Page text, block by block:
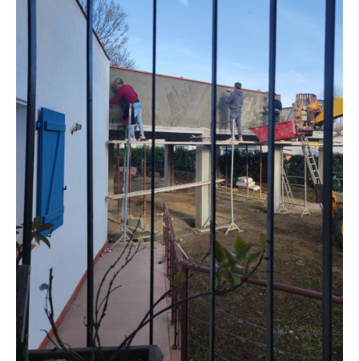
Situación y acceso
Formulario de contacto
Noticias
Casa móvil y tarifas
Parcela y tarifas
Habitación por noche y precios